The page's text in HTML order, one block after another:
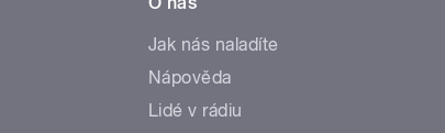
Jak nás naladíte
Nápověda
Lidé v rádiu